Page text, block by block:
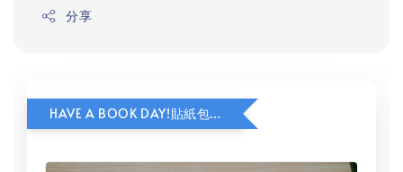
分享
HAVE A BOOK DAY!貼紙包加價購